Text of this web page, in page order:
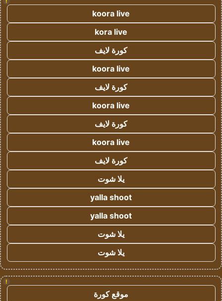
koora live
kora live
كورة لايف
koora live
كورة لايف
koora live
كورة لايف
koora live
كورة لايف
يلا شوت
yalla shoot
yalla shoot
يلا شوت
يلا شوت
!
موقع كورة